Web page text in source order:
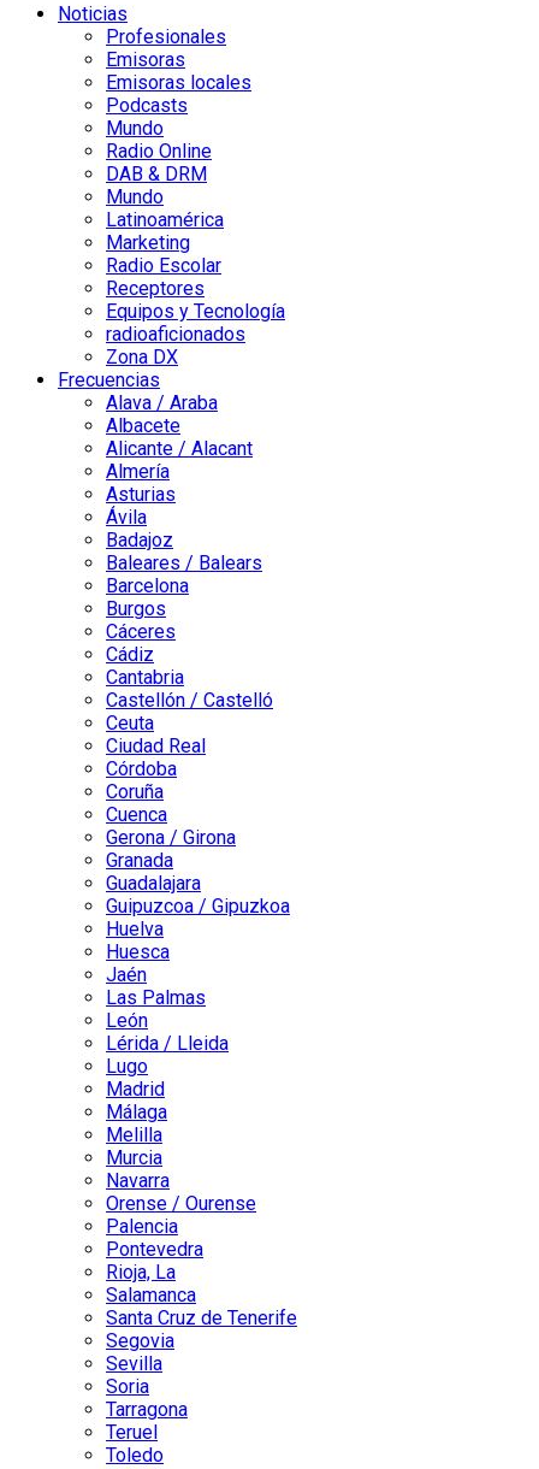
Noticias
Profesionales
Emisoras
Emisoras locales
Podcasts
Mundo
Radio Online
DAB & DRM
Mundo
Latinoamérica
Marketing
Radio Escolar
Receptores
Equipos y Tecnología
radioaficionados
Zona DX
Frecuencias
Alava / Araba
Albacete
Alicante / Alacant
Almería
Asturias
Ávila
Badajoz
Baleares / Balears
Barcelona
Burgos
Cáceres
Cádiz
Cantabria
Castellón / Castelló
Ceuta
Ciudad Real
Córdoba
Coruña
Cuenca
Gerona / Girona
Granada
Guadalajara
Guipuzcoa / Gipuzkoa
Huelva
Huesca
Jaén
Las Palmas
León
Lérida / Lleida
Lugo
Madrid
Málaga
Melilla
Murcia
Navarra
Orense / Ourense
Palencia
Pontevedra
Rioja, La
Salamanca
Santa Cruz de Tenerife
Segovia
Sevilla
Soria
Tarragona
Teruel
Toledo